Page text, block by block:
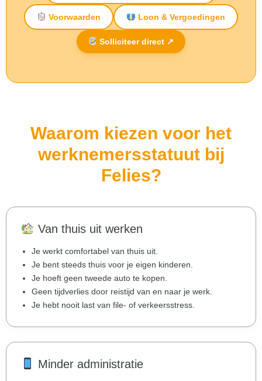
Voorwaarden Loon & Vergoedingen
Solliciteer direct ↗
Waarom kiezen voor het
werknemersstatuut bij
Felies?
Van thuis uit werken
Je werkt comfortabel van thuis uit.
Je bent steeds thuis voor je eigen kinderen.
Je hoeft geen tweede auto te kopen.
Geen tijdverlies door reistijd van en naar je werk.
Je hebt nooit last van file- of verkeersstress.
Minder administratie